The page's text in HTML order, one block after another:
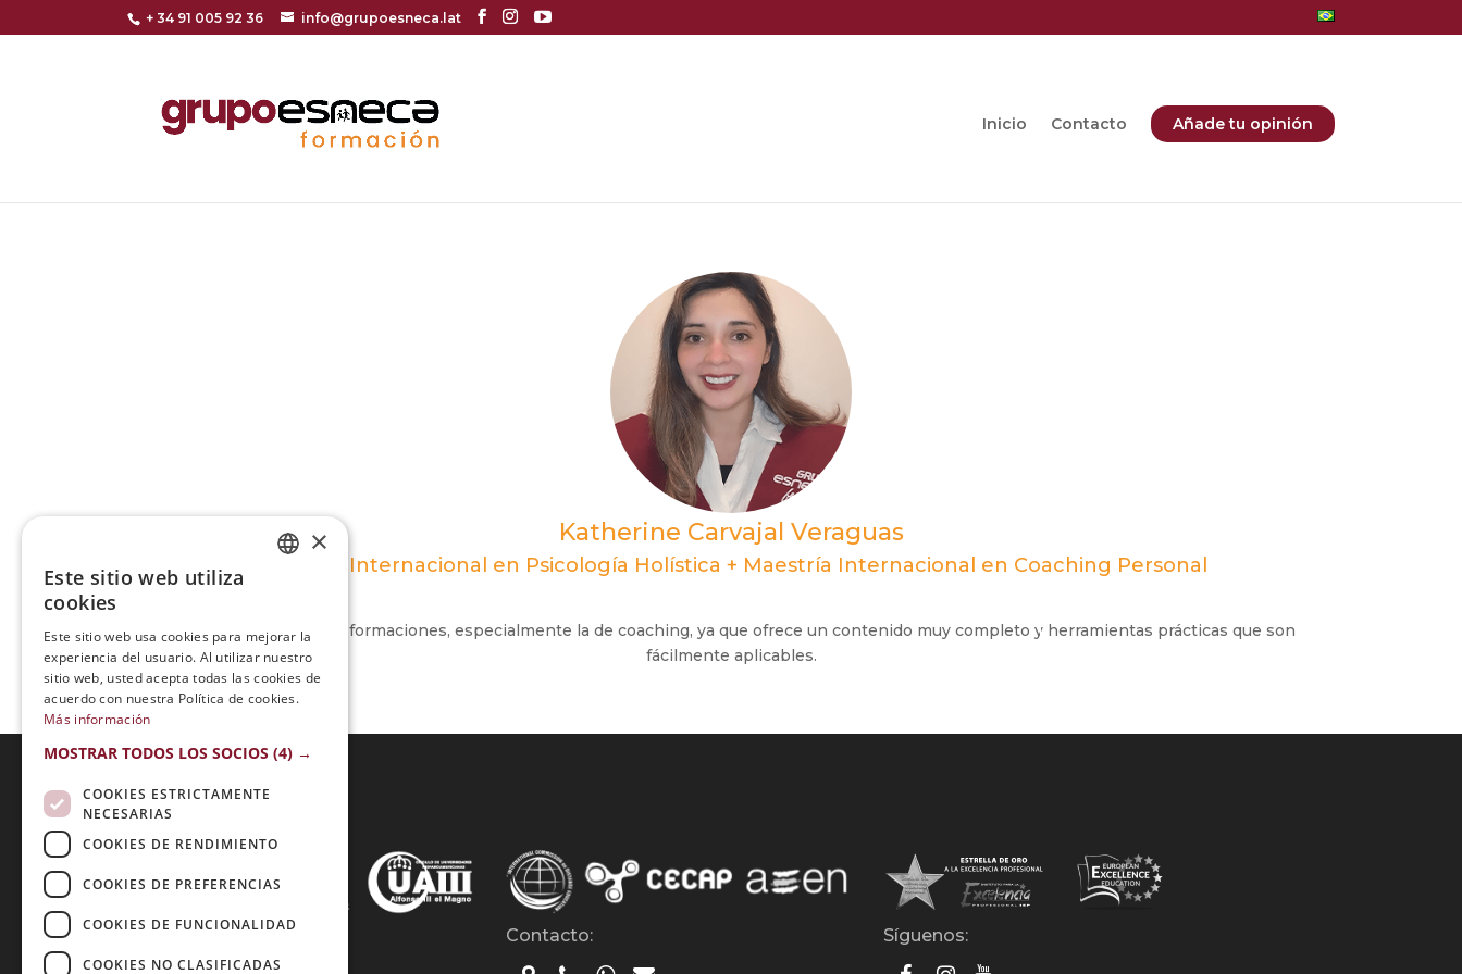
+ 34 91 005 92 36 info@grupoesneca.lat
Inicio Contacto Añade tu opinión
Katherine Carvajal Veraguas
Maestría Internacional en Psicología Holística + Maestría Internacional en Coaching Personal
Me encantaron ambas formaciones, especialmente la de coaching, ya que ofrece un contenido muy completo y herramientas prácticas que son
fácilmente aplicables.
Acreditaciones:
Métodos de Pago: Contacto: Síguenos:
×
Este sitio web utiliza
cookies
Este sitio web usa cookies para mejorar la
experiencia del usuario. Al utilizar nuestro
sitio web, usted acepta todas las cookies de
acuerdo con nuestra Política de cookies.
Más información
MOSTRAR TODOS LOS SOCIOS (4) →
COOKIES ESTRICTAMENTE
NECESARIAS
COOKIES DE RENDIMIENTO
COOKIES DE PREFERENCIAS
COOKIES DE FUNCIONALIDAD
COOKIES NO CLASIFICADAS